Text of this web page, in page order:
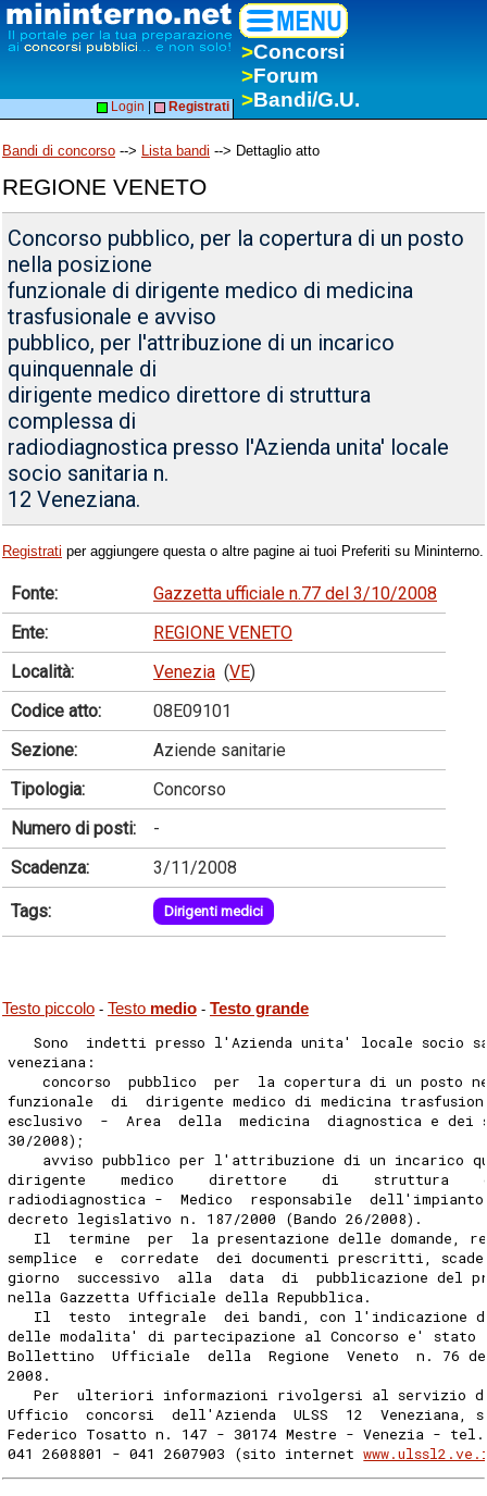
>Concorsi
>Forum
>Bandi/G.U.
Login Registrati
Bandi di concorso --> Lista bandi --> Dettaglio atto
REGIONE VENETO
Concorso pubblico, per la copertura di un posto
nella posizione
funzionale di dirigente medico di medicina
trasfusionale e avviso
pubblico, per l'attribuzione di un incarico
quinquennale di
dirigente medico direttore di struttura
complessa di
radiodiagnostica presso l'Azienda unita' locale
socio sanitaria n.
12 Veneziana.
Registrati per aggiungere questa o altre pagine ai tuoi Preferiti su Mininterno.
Fonte:
Gazzetta ufficiale n.77 del 3/10/2008
Ente:
REGIONE VENETO
Località:
Venezia (VE)
Codice atto:
08E09101
Sezione:
Aziende sanitarie
Tipologia:
Concorso
Numero di posti:
-
Scadenza:
3/11/2008
Tags: Dirigenti medici
Testo piccolo - Testo medio - Testo grande
Sono  indetti presso l'Azienda unita' locale socio
veneziana:
concorso  pubblico  per  la copertura di un posto
funzionale  di  dirigente medico di medicina
esclusivo  -  Area  della  medicina  diagnostica e dei
30/2008);
avviso pubblico per l'attribuzione di un incarico
dirigente    medico    direttore    di    struttura
radiodiagnostica -  Medico  responsabile
decreto legislativo n. 187/2000 (Bando 26/2008).
Il  termine  per  la presentazione delle domande,
semplice  e  corredate  dei documenti prescritti,
giorno  successivo  alla  data  di  pubblicazione del
nella Gazzetta Ufficiale della Repubblica.
Il  testo  integrale  dei bandi, con l'indicazione
delle modalita' di partecipazione al Concorso e' stato
Bollettino  Ufficiale  della  Regione  Veneto  n. 76
2008.
Per  ulteriori informazioni rivolgersi al servizio
Ufficio  concorsi  dell'Azienda  ULSS  12  Veneziana,
Federico Tosatto n. 147 - 30174 Mestre - Venezia - tel.
041 2608801 - 041 2607903 (sito internet